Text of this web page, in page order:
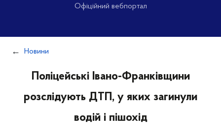
Офіційний вебпортал
Новини
Поліцейські Івано-Франківщини
розслідують ДТП, у яких загинули
водій і пішохід